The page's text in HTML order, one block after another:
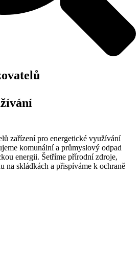
zařízení pro energetické využívání
komunální a průmyslový odpad
energii. Šetříme přírodní zdroje,
na skládkách a přispíváme k ochraně